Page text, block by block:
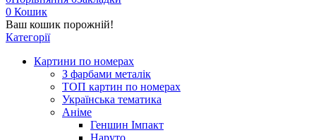
0 Кошик
Ваш кошик порожній!
Категорії
Картини по номерах
З фарбами металік
ТОП картин по номерах
Українська тематика
Аніме
Геншин Імпакт
Наруто